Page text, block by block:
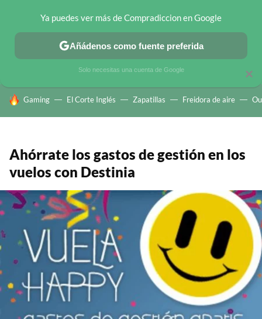
CHOLLOS TELEGRAM OFERTAS EN MÓVILES OFERTAS EN
HOY SE HABLA DE
Gaming El Corte Inglés Zapatillas Freidora de aire
Ahórrate los gastos de gestión en los
vuelos con Destinia
×
Ya puedes ver más de Compradiccion en Google
Añádenos como fuente preferida
Solo necesitas una cuenta de Google